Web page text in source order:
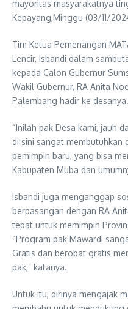
mayoritas masyarakatnya
Kepayang,Minggu (03/11/
Tim Ketua Pemenangan
Lencir, Isbandi dalam
kepada Calon Gubernur
Wakil Gubernur, RA Anita
Palembang hadir ke desanya.
“Inilah pak Desa kami, jauh
di sini sangat membutuhkan
pemimpin baru, yang bisa
Kabupaten Muba dan
Isbandi juga menganggap
berpasangan dengan RA
tepat untuk memimpin
“Program pak Mawardi
Gratis dan berobat gratis
pak,” katanya.
Untuk itu, dirinya mengajak